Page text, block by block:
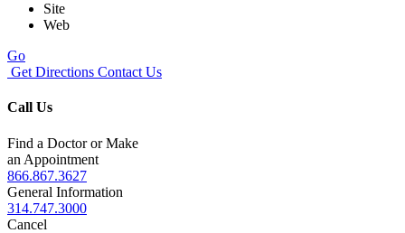
Site
Web
Go
Get Directions Contact Us
Call Us
Find a Doctor or Make
an Appointment
866.867.3627
General Information
314.747.3000
Cancel